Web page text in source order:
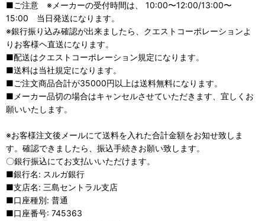
■ご注意 ※メーカーの受付時間は、 10:00〜12:00/13:00〜
15:00 当日発送になります。
※銀行振り込み確認が出来ましたら、クエストコーポレーションよ
りお客様ヘ直送になります。
■配送はクエストコーポレーション規定になります。
■送料は当社規定になります。
■ご注文商品合計が35000円以上は送料無料になります。
■メーカー品切の場合はキャンセルさせていただきます、宜しくお
願いいたします。
※お客様注文後メールにて送料を入れた合計金額をお知せ致しま
す。確認できましたら、振込手続きお願い致します。
〇銀行振込にてお支払いいただけます。
■銀行名: スルガ銀行
■支店名: 三島セントラル支店
■口座種別: 普通
■口座番号: 745363